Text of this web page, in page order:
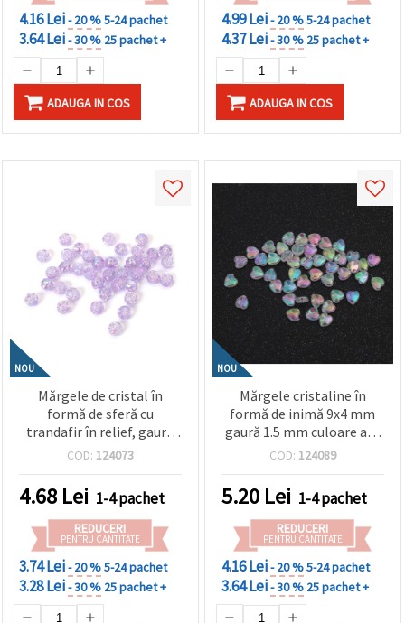
4.16 Lei- 20 %5-24 pachet
3.64 Lei- 30 % 25 pachet +
ADAUGA IN COS
4.99 Lei- 20 %5-24 pachet
4.37 Lei- 30 % 25 pachet +
ADAUGA IN COS
NOU
Mărgele de cristal în
formă de sferă cu
trandafir în relief, gaură
de 8 mm, culoare violet
grame ~80 bucăți
COD: 124073
4.68 Lei 1-4 pachet
REDUCERI
PENTRU CANTITATE
3.74 Lei- 20 %5-24 pachet
3.28 Lei- 30 % 25 pachet +
NOU
Mărgele cristaline în
formă de inimă 9x4 mm
gaură 1.5 mm culoare alb
curcubeu -20 grame ~110
COD: 124089
5.20 Lei 1-4 pachet
REDUCERI
PENTRU CANTITATE
4.16 Lei- 20 %5-24 pachet
3.64 Lei- 30 % 25 pachet +